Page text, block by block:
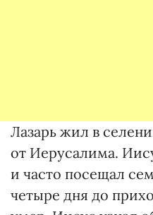
Лазарь жил в
от Иерусалима.
и часто посещал
четыре дня до